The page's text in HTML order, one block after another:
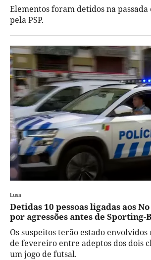
Elementos foram detidos na
pela PSP.
Lusa
Detidas 10 pessoas ligadas aos
por agressões antes de Sporting-
Os suspeitos terão estado
de fevereiro entre adeptos dos dois
um jogo de futsal.